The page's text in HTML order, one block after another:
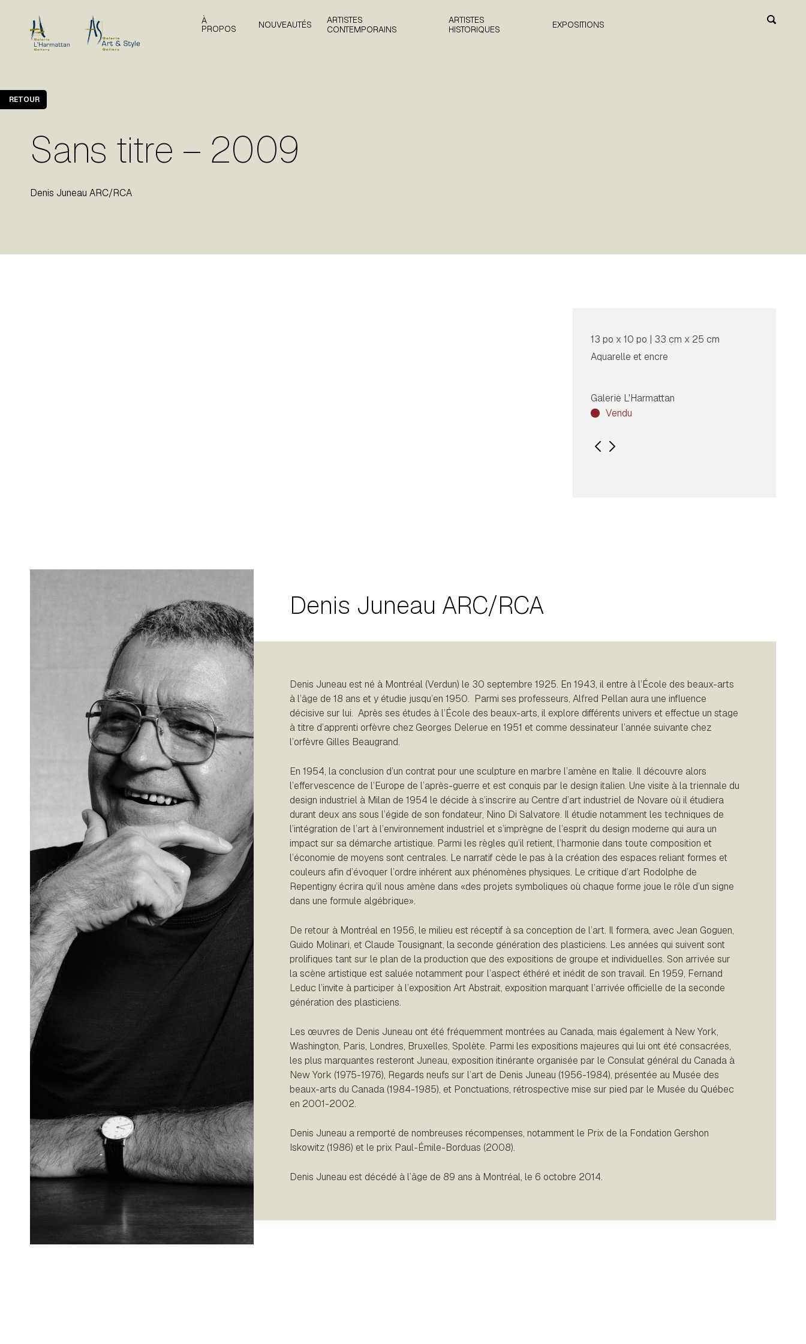
À
PROPOS NOUVEAUTÉS
ARTISTES
CONTEMPORAINS
ARTISTES
HISTORIQUES
EXPOSITIONS
Sans titre – 2009
Denis Juneau ARC/RCA
RETOUR
13 po x 10 po | 33 cm x 25 cm
Aquarelle et encre
Galerie L'Harmattan
Vendu
Denis Juneau ARC/RCA
Denis Juneau est né à Montréal (Verdun) le 30 septembre 1925. En 1943, il entre à l’École des beaux-arts
à l’âge de 18 ans et y étudie jusqu’en 1950. Parmi ses professeurs, Alfred Pellan aura une influence
décisive sur lui. Après ses études à l’École des beaux-arts, il explore différents univers et effectue un stage
à titre d’apprenti orfèvre chez Georges Delerue en 1951 et comme dessinateur l’année suivante chez
l’orfèvre Gilles Beaugrand.
En 1954, la conclusion d’un contrat pour une sculpture en marbre l’amène en Italie. Il découvre alors
l’effervescence de l’Europe de l’après-guerre et est conquis par le design italien. Une visite à la triennale du
design industriel à Milan de 1954 le décide à s’inscrire au Centre d’art industriel de Novare où il étudiera
durant deux ans sous l’égide de son fondateur, Nino Di Salvatore. Il étudie notamment les techniques de
l’intégration de l’art à l’environnement industriel et s’imprègne de l’esprit du design moderne qui aura un
impact sur sa démarche artistique. Parmi les règles qu’il retient, l’harmonie dans toute composition et
l’économie de moyens sont centrales. Le narratif cède le pas à la création des espaces reliant formes et
couleurs afin d’évoquer l’ordre inhérent aux phénomènes physiques. Le critique d’art Rodolphe de
Repentigny écrira qu’il nous amène dans «des projets symboliques où chaque forme joue le rôle d’un signe
dans une formule algébrique».
De retour à Montréal en 1956, le milieu est réceptif à sa conception de l’art. Il formera, avec Jean Goguen,
Guido Molinari, et Claude Tousignant, la seconde génération des plasticiens. Les années qui suivent sont
prolifiques tant sur le plan de la production que des expositions de groupe et individuelles. Son arrivée sur
la scène artistique est saluée notamment pour l’aspect éthéré et inédit de son travail. En 1959, Fernand
Leduc l’invite à participer à l’exposition Art Abstrait, exposition marquant l’arrivée officielle de la seconde
génération des plasticiens.
Les œuvres de Denis Juneau ont été fréquemment montrées au Canada, mais également à New York,
Washington, Paris, Londres, Bruxelles, Spolète. Parmi les expositions majeures qui lui ont été consacrées,
les plus marquantes resteront Juneau, exposition itinérante organisée par le Consulat général du Canada à
New York (1975-1976), Regards neufs sur l’art de Denis Juneau (1956-1984), présentée au Musée des
beaux-arts du Canada (1984-1985), et Ponctuations, rétrospective mise sur pied par le Musée du Québec
en 2001-2002.
Denis Juneau a remporté de nombreuses récompenses, notamment le Prix de la Fondation Gershon
Iskowitz (1986) et le prix Paul-Émile-Borduas (2008).
Denis Juneau est décédé à l’âge de 89 ans à Montréal, le 6 octobre 2014.